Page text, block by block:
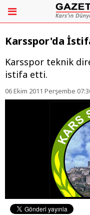
Karsspor'da
Karsspor teknik
istifa etti.
06 Ekim 2011 Perşembe